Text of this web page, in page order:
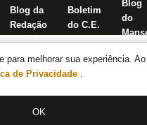
para melhorar sua experiência.
de Privacidade .
OK
Blog da
Redação
Boletim
do C.E.
Blog
do